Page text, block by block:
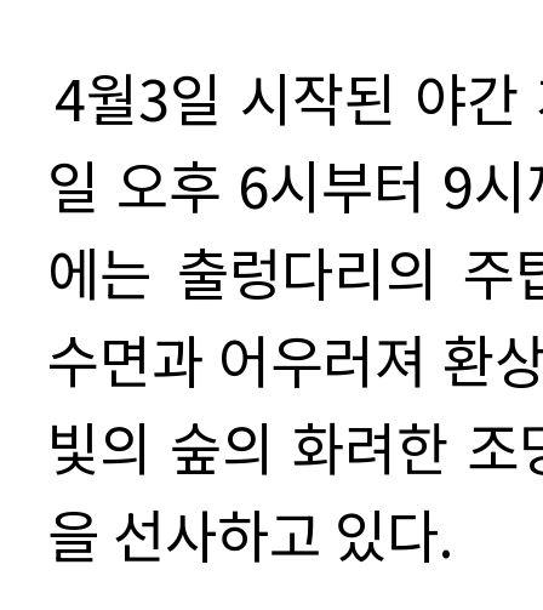
4월3일 시작된 야
일 오후 6시부터 9
에는 출렁다리의
수면과 어우러져 환
빛의 숲의 화려한
을 선사하고 있다.